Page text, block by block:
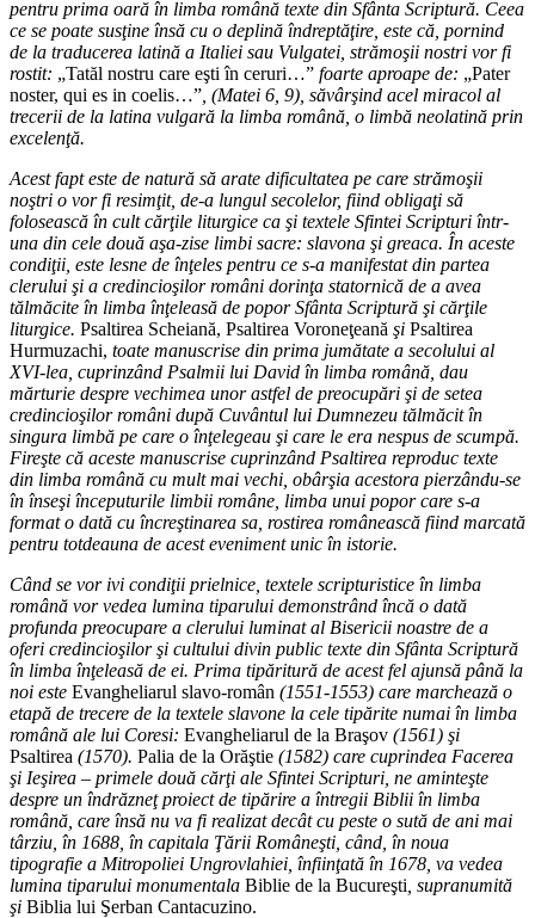
pentru prima oară în limba română texte din Sfânta Scriptură. Ceea
ce se poate susţine însă cu o deplină îndreptăţire, este că, pornind
de la traducerea latină a Italiei sau Vulgatei, strămoşii nostri vor fi
rostit: „Tatăl nostru care eşti în ceruri…” foarte aproape de: „Pater
noster, qui es in coelis…” , (Matei 6, 9), săvârşind acel miracol al
trecerii de la latina vulgară la limba română, o limbă neolatină prin
excelenţă.
Acest fapt este de natură să arate dificultatea pe care strămoşii
noştri o vor fi resimţit, de-a lungul secolelor, fiind obligaţi să
folosească în cult cărţile liturgice ca şi textele Sfintei Scripturi într-
una din cele două aşa-zise limbi sacre: slavona şi greaca. În aceste
condiţii, este lesne de înţeles pentru ce s-a manifestat din partea
clerului şi a credincioşilor români dorinţa statornică de a avea
tălmăcite în limba înţeleasă de popor Sfânta Scriptură şi cărţile
liturgice. Psaltirea Scheiană, Psaltirea Voroneţeană şi Psaltirea
Hurmuzachi, toate manuscrise din prima jumătate a secolului al
XVI-lea, cuprinzând Psalmii lui David în limba română, dau
mărturie despre vechimea unor astfel de preocupări şi de setea
credincioşilor români după Cuvântul lui Dumnezeu tălmăcit în
singura limbă pe care o înţelegeau şi care le era nespus de scumpă.
Fireşte că aceste manuscrise cuprinzând Psaltirea reproduc texte
din limba română cu mult mai vechi, obârşia acestora pierzându-se
în înseşi începuturile limbii române, limba unui popor care s-a
format o dată cu încreştinarea sa, rostirea românească fiind marcată
pentru totdeauna de acest eveniment unic în istorie.
Când se vor ivi condiţii prielnice, textele scripturistice în limba
română vor vedea lumina tiparului demonstrând încă o dată
profunda preocupare a clerului luminat al Bisericii noastre de a
oferi credincioşilor şi cultului divin public texte din Sfânta Scriptură
în limba înţeleasă de ei. Prima tipăritură de acest fel ajunsă până la
noi este Evangheliarul slavo-român (1551-1553) care marchează o
etapă de trecere de la textele slavone la cele tipărite numai în limba
română ale lui Coresi: Evangheliarul de la Braşov (1561) şi
Psaltirea (1570). Palia de la Orăştie (1582) care cuprindea Facerea
şi Ieşirea – primele două cărţi ale Sfintei Scripturi, ne aminteşte
despre un îndrăzneţ proiect de tipărire a întregii Biblii în limba
română, care însă nu va fi realizat decât cu peste o sută de ani mai
târziu, în 1688, în capitala Ţării Româneşti, când, în noua
tipografie a Mitropoliei Ungrovlahiei, înfiinţată în 1678, va vedea
lumina tiparului monumentala Biblie de la Bucureşti , supranumită
şi Biblia lui Şerban Cantacuzino.